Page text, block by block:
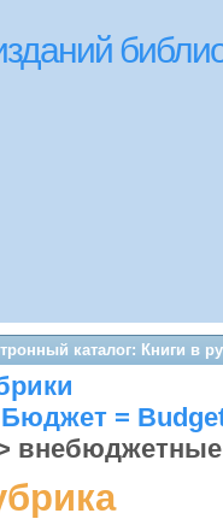
каталог: Книги в
Бюджет =